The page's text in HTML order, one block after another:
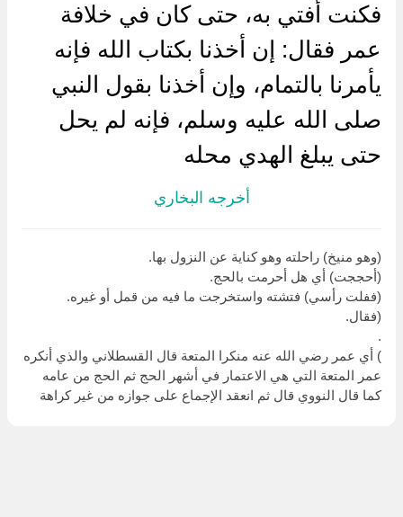
فكنت أفتي به، حتى كان في خلافة
عمر فقال: إن أخذنا بكتاب الله فإنه
يأمرنا بالتمام، وإن أخذنا بقول النبي
صلى الله عليه وسلم، فإنه لم يحل
حتى يبلغ الهدي محله
أخرجه البخاري
(وهو منيخ) راحلته وهو كناية عن النزول بها.
(أحججت) أي هل أحرمت بالحج.
(ففلت رأسي) فتشته واستخرجت ما فيه من قمل أو غيره.
(فقال.
.
) أي عمر رضي الله عنه منكرا المتعة قال القسطلاني والذي أنكره
عمر المتعة التي هي الاعتمار في أشهر الحج ثم الحج من عامه
كما قال النووي قال ثم انعقد الإجماع على جوازه من غير كراهة